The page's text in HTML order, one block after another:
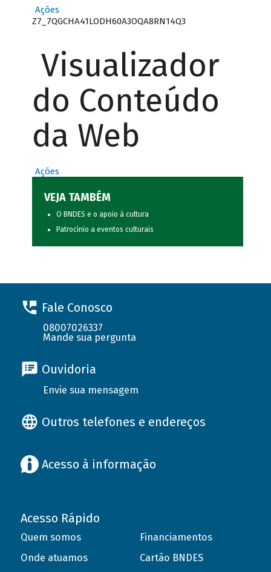
Ações
Z7_7QGCHA41LODH60A3OQA8RN14Q3
Visualizador
do Conteúdo
da Web
Ações
VEJA TAMBÉM
O BNDES e o apoio à cultura
Patrocínio a eventos culturais
Fale Conosco
08007026337
Mande sua pergunta
Ouvidoria
Envie sua mensagem
Outros telefones e endereços
Acesso à informação
Acesso Rápido
Quem somos
Onde atuamos
Financiamentos
Cartão BNDES